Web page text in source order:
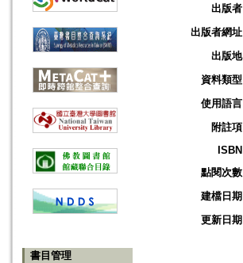
書目管理
出版者
出版者網址
出版地
資料類型
使用語言
附註項
ISBN
點閱次數
建檔日期
更新日期